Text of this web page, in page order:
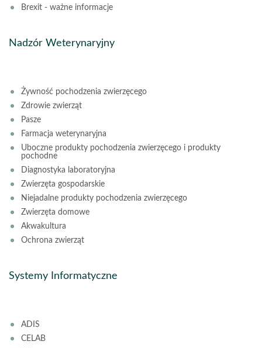
Brexit - ważne informacje
Nadzór Weterynaryjny
Żywność pochodzenia zwierzęcego
Zdrowie zwierząt
Pasze
Farmacja weterynaryjna
Uboczne produkty pochodzenia zwierzęcego i produkty
pochodne
Diagnostyka laboratoryjna
Zwierzęta gospodarskie
Niejadalne produkty pochodzenia zwierzęcego
Zwierzęta domowe
Akwakultura
Ochrona zwierząt
Systemy Informatyczne
ADIS
CELAB